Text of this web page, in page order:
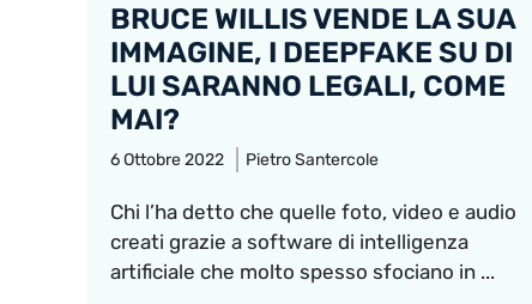
BRUCE WILLIS VENDE LA SUA
IMMAGINE, I DEEPFAKE SU DI
LUI SARANNO LEGALI, COME
MAI?
6 Ottobre 2022 Pietro Santercole
Chi l’ha detto che quelle foto, video e audio
creati grazie a software di intelligenza
artificiale che molto spesso sfociano in ...